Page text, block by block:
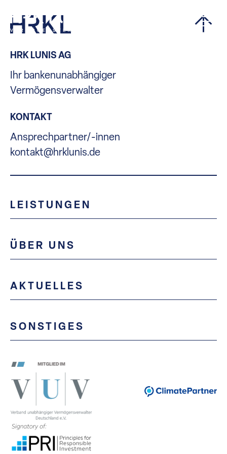
HRK LUNIS AG
Ihr bankenunabhängiger
Vermögensverwalter
KONTAKT
Ansprechpartner/-innen
kontakt@hrklunis.de
LEISTUNGEN
ÜBER UNS
AKTUELLES
SONSTIGES